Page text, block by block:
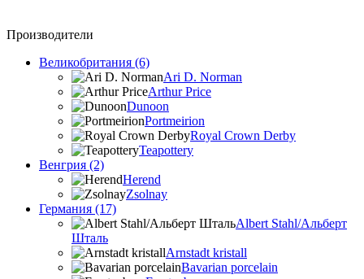
Производители
Великобритания (6)
Ari D. Norman
Arthur Price
Dunoon
Portmeirion
Royal Crown Derby
Teapottery
Венгрия (2)
Herend
Zsolnay
Германия (17)
Albert Stahl/Альбеpт
Шталь
Arnstadt kristall
Bavarian porcelain